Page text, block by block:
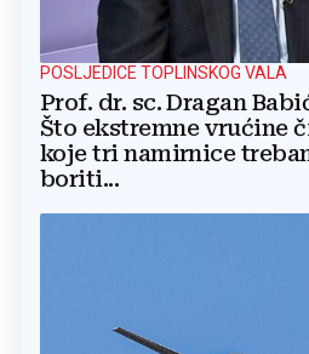
POSLJEDICE TOPLINSKOG VALA
Prof. dr. sc. Dragan
Što ekstremne vrućine
koje tri namirnice
boriti...